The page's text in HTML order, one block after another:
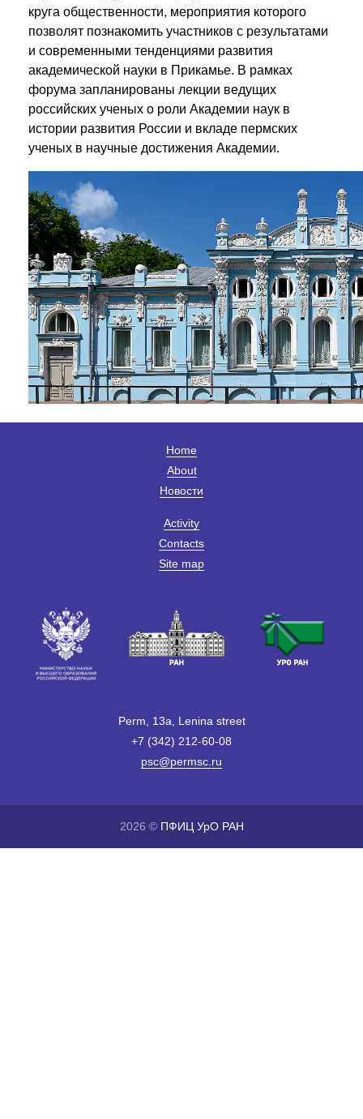
круга общественности, мероприятия которого
позволят познакомить участников с результатами
и современными тенденциями развития
академической науки в Прикамье. В рамках
форума запланированы лекции ведущих
российских ученых о роли Академии наук в
истории развития России и вкладе пермских
ученых в научные достижения Академии.
Home
About
Новости
Activity
Contacts
Site map
Perm, 13a, Lenina street
+7 (342) 212-60-08
psc@permsc.ru
2026 © ПФИЦ УрО РАН